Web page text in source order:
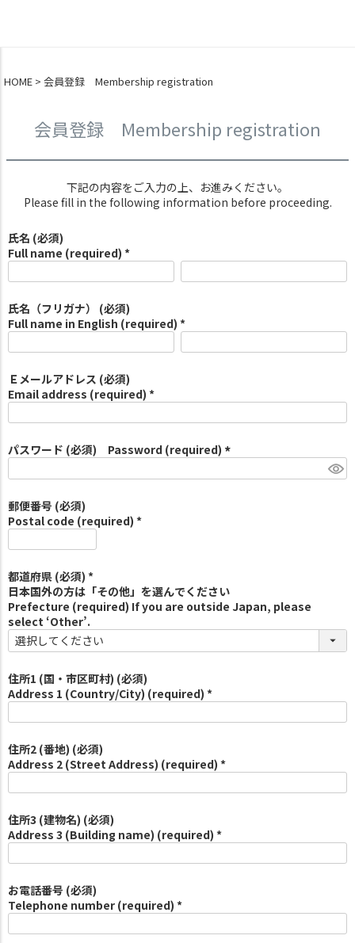
HOME 会員登録 Membership registration
会員登録 Membership registration
下記の内容をご入力の上、お進みください。
Please fill in the following information before proceeding.
氏名 (必須)
Full name (required) *
氏名（フリガナ） (必須)
Full name in English (required) *
Ｅメールアドレス (必須)
Email address (required) *
パスワード (必須) Password (required)
必
郵便番号 (必須)
Postal code (required) *
都道府県 (必須) *
日本国外の方は「その他」を選んでください
Prefecture (required) If you are outside Japan, please
select ‘Other’.
住所1 (国・市区町村) (必須)
Address 1 (Country/City) (required) *
住所2 (番地) (必須)
Address 2 (Street Address) (required) *
住所3 (建物名) (必須)
Address 3 (Building name) (required) *
お電話番号 (必須)
Telephone number (required) *